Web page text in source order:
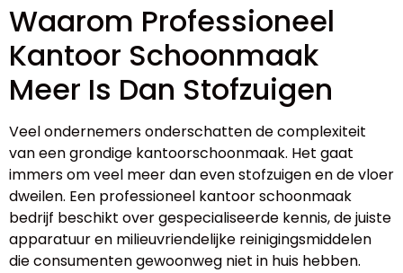
Waarom Professioneel
Kantoor Schoonmaak
Meer Is Dan Stofzuigen
Veel ondernemers onderschatten de complexiteit
van een grondige kantoorschoonmaak. Het gaat
immers om veel meer dan even stofzuigen en de vloer
dweilen. Een professioneel kantoor schoonmaak
bedrijf beschikt over gespecialiseerde kennis, de juiste
apparatuur en milieuvriendelijke reinigingsmiddelen
die consumenten gewoonweg niet in huis hebben.